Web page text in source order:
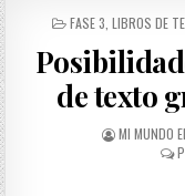
FASE 3 LIBROS DE
de texto
MI MUNDO